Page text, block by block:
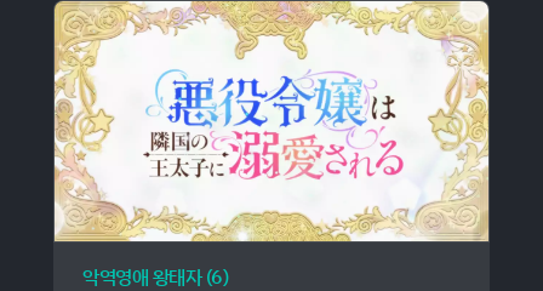
악역영애 왕태자 (6)